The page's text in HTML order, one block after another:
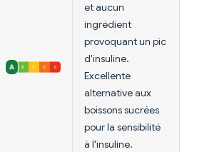
et aucun
ingrédient
provoquant un pic
d'insuline.
Excellente
alternative aux
boissons sucrées
pour la sensibilité
à l'insuline.